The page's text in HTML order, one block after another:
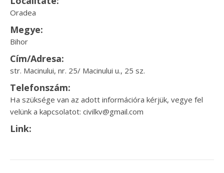
Oradea
Megye:
Bihor
Cím/Adresa:
str. Macinului, nr. 25/ Macinului u., 25 sz.
Telefonszám:
Ha szüksége van az adott információra kérjük, vegye fel
velünk a kapcsolatot: civilkv@gmail.com
Link: